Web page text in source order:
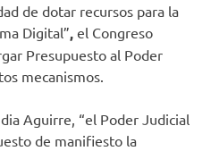
de dotar recursos para la
Digital”, el Congreso
Presupuesto al Poder
mecanismos.
Aguirre, “el Poder Judicial
de manifiesto la